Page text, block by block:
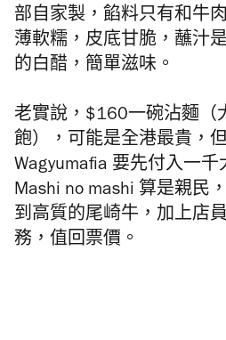
部自家製，餡料只有和牛
薄軟糯，皮底甘脆，蘸汁
的白醋，簡單滋味。
老實說，$160一碗沾麵（
飽），可能是全港最貴，
Wagyumafia 要先付入一千
Mashi no mashi 算是親民
到高質的尾崎牛，加上店
務，值回票價。